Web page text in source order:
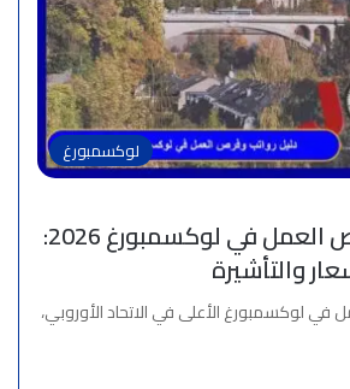
لوكسمبورغ
دليل رواتب وفرص العمل في لوكسمبورغ 2026:
والتأشيرة
في لوكسمبورغ الأعلى في الاتحاد الأوروبي،